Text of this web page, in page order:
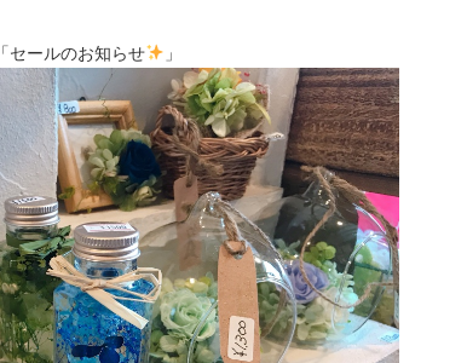
「セールのお知らせ 」